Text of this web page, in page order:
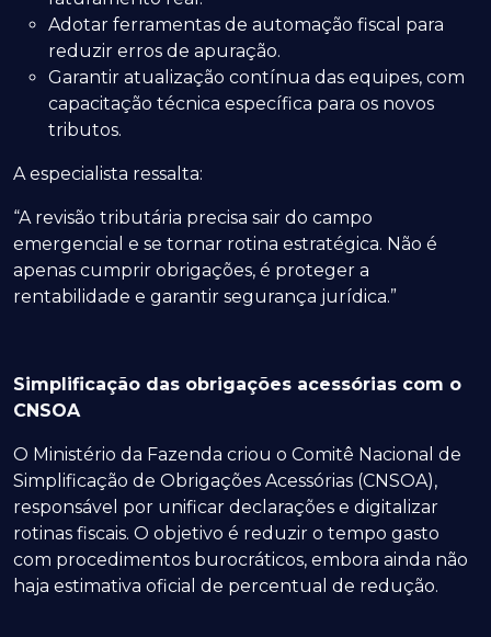
Adotar ferramentas de automação fiscal para
reduzir erros de apuração.
Garantir atualização contínua das equipes, com
capacitação técnica específica para os novos
tributos.
A especialista ressalta:
“A revisão tributária precisa sair do campo
emergencial e se tornar rotina estratégica. Não é
apenas cumprir obrigações, é proteger a
rentabilidade e garantir segurança jurídica.”
Simplificação das obrigações acessórias com o
CNSOA
O Ministério da Fazenda criou o Comitê Nacional de
Simplificação de Obrigações Acessórias (CNSOA),
responsável por unificar declarações e digitalizar
rotinas fiscais. O objetivo é reduzir o tempo gasto
com procedimentos burocráticos, embora ainda não
haja estimativa oficial de percentual de redução.